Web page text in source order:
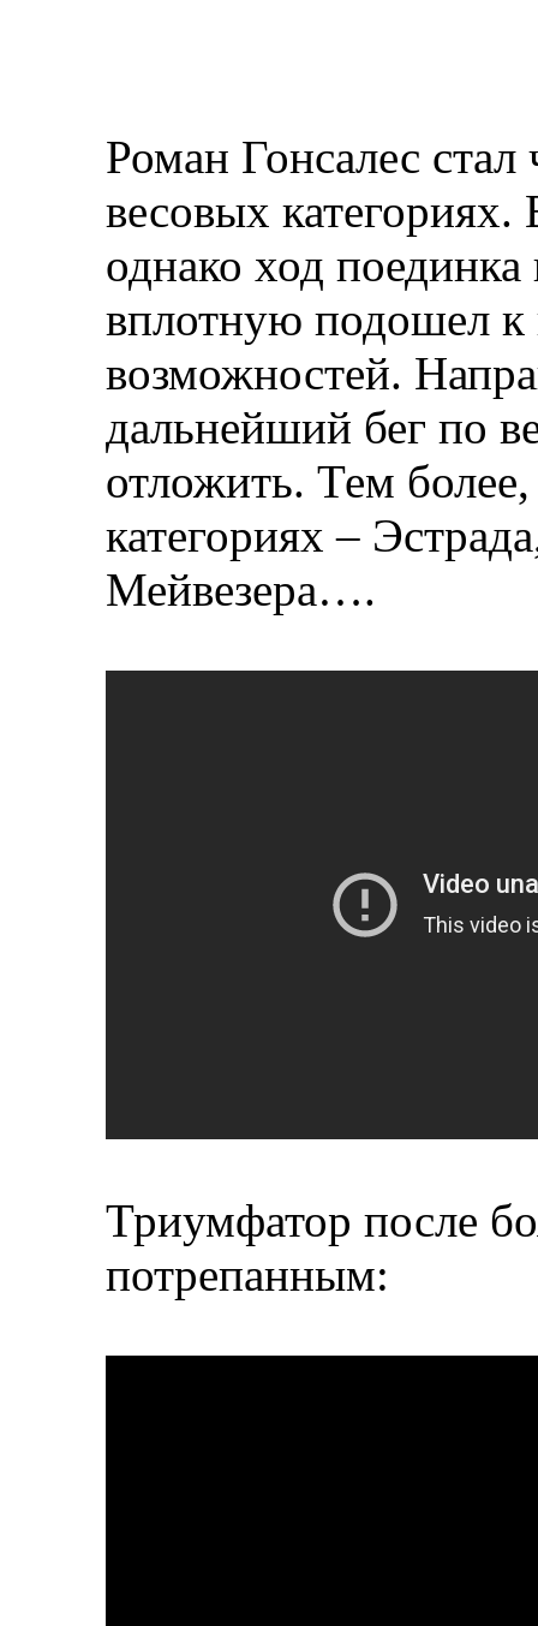
Роман Гонсалес
весовых
однако ход
вплотную подошел к
возможностей.
дальнейший бег по
отложить. Тем
категориях –
Мейвезера….
Триумфатор после
потрепанным: